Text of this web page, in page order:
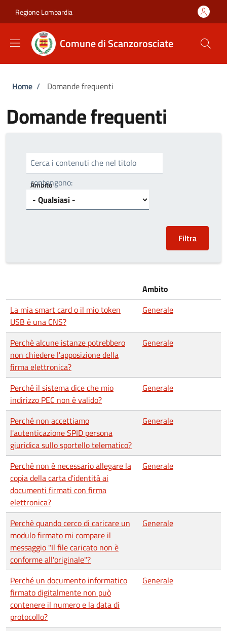
Regione Lombardia
Comune di Scanzorosciate
Briciole di pane
Home / Domande frequenti
Domande frequenti
Cerca i contenuti che nel titolo
contengono:
Ambito
Ambito
La mia smart card o il mio token
USB è una CNS?
Generale
Perchè alcune istanze potrebbero
non chiedere l'apposizione della
firma elettronica?
Generale
Perché il sistema dice che mio
indirizzo PEC non è valido?
Generale
Perché non accettiamo
l'autenticazione SPID persona
giuridica sullo sportello telematico?
Generale
Perchè non è necessario allegare la
copia della carta d'identità ai
documenti firmati con firma
elettronica?
Generale
Perchè quando cerco di caricare un
modulo firmato mi compare il
messaggio "Il file caricato non è
conforme all'originale"?
Generale
Perché un documento informatico
firmato digitalmente non può
contenere il numero e la data di
protocollo?
Generale